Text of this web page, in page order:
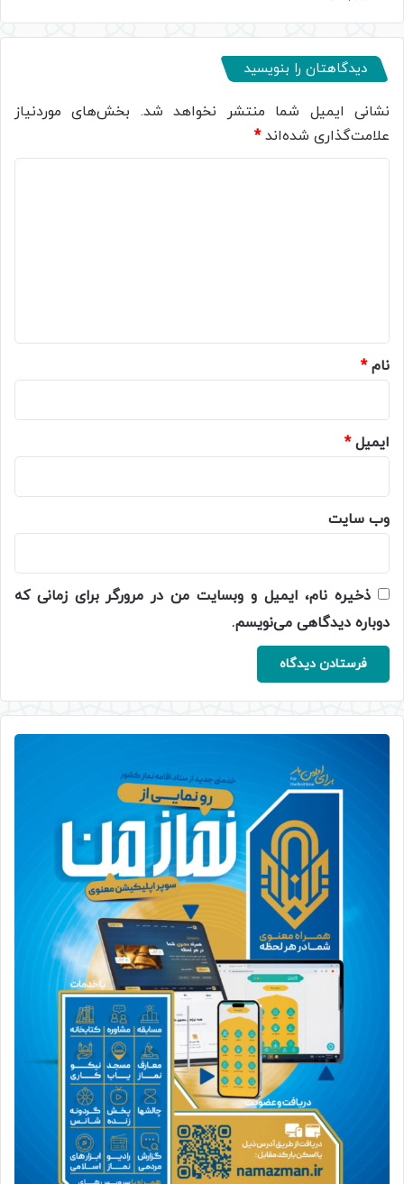
دیدگاهتان را بنویسید
نشانی ایمیل شما منتشر نخواهد شد. بخش‌های موردنیاز
علامت‌گذاری شده‌اند*
نام*
ایمیل*
وب‌ سایت
ذخیره نام، ایمیل و وبسایت من در مرورگر برای زمانی که
دوباره دیدگاهی می‌نویسم.